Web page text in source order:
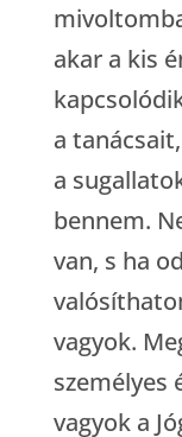
akar a kis
a
a
bennem.
van, s ha
vagyok.
személyes
vagyok a